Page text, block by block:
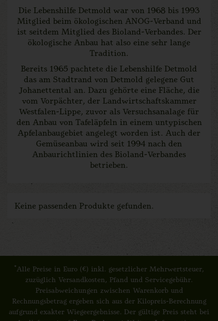
Die Lebenshilfe Detmold war von 1968 bis 1993
Mitglied beim ökologischen ANOG-Verband und
ist seitdem Mitglied des Bioland-Verbandes. Der
ökologische Anbau hat also eine sehr lange
Tradition.
Bereits 1965 pachtete die Lebenshilfe Detmold
das am Stadtrand von Detmold gelegene Gut
Johanettental an. Dazu gehörte eine Fläche, die
vom Vorpächter, der Landwirtschaftskammer
Westfalen-Lippe, zuvor als Versuchsanalage für
den Anbau von Tafeläpfeln in einem untypischen
Apfelanbaugebiet angelegt worden ist. Auch der
Gemüseanbau wird seit 1994 nach den
Anbaurichtlinien des Bioland-Verbandes
betrieben.
Keine passenden Produkte gefunden.
*Alle Preise in Euro (€) inkl. gesetzlicher Mehrwertsteuer,
zuzüglich Versandkosten, Pfand und Servicegebühr.
Preisabweichungen zwischen Warenkorb und
Rechnungsbetrag ergeben sich aus der Kilopreis-Berechnung
aufgrund exakter Wiegeergebnisse. Der gültige Preis steht bei